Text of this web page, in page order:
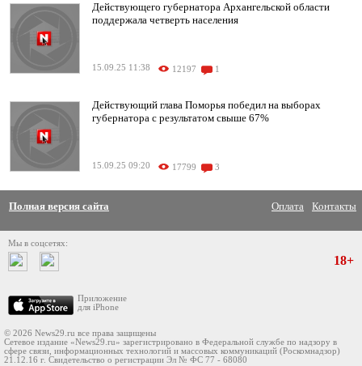
Действующего губернатора Архангельской области
поддержала четверть населения
15.09.25 11:38 12197 1
Действующий глава Поморья победил на выборах
губернатора с результатом свыше 67%
15.09.25 09:20 17799 3
Полная версия сайта Оплата Контакты
Мы в соцсетях:
Приложение
для iPhone
18+
© 2026 News29.ru все права защищены
Сетевое издание «News29.ru» зарегистрировано в Федеральной службе по надзору в
сфере связи, информационных технологий и массовых коммуникаций (Роскомнадзор)
21.12.16 г. Свидетельство о регистрации Эл № ФС 77 - 68080